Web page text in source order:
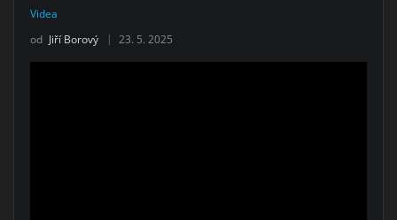
Videa
od Jiří Borový 23. 5. 2025